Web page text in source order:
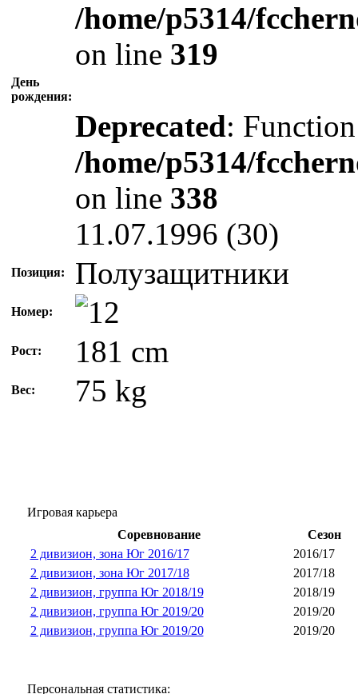
День
рождения:
/home/p5314/
on line 319
Deprecated:
/home/p5314/
on line 338
11.07.1996 (30)
Позиция: Полузащитники
Номер:
Рост: 181 cm
Вес: 75 kg
Игровая карьера
Соревнование
Сезон
2 дивизион, зона Юг 2016/17
2016/17
2 дивизион, зона Юг 2017/18
2017/18
2 дивизион, группа Юг 2018/19
2018/19
2 дивизион, группа Юг 2019/20
2019/20
2 дивизион, группа Юг 2019/20
2019/20
Персональная статистика: